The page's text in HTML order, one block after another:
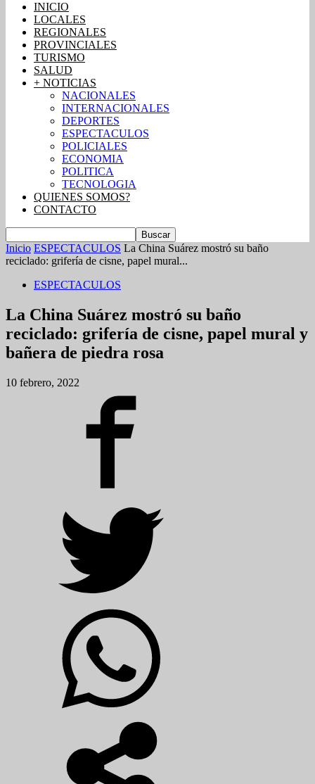
INICIO
LOCALES
REGIONALES
PROVINCIALES
TURISMO
SALUD
+ NOTICIAS
NACIONALES
INTERNACIONALES
DEPORTES
ESPECTACULOS
POLICIALES
ECONOMIA
POLITICA
TECNOLOGIA
QUIENES SOMOS?
CONTACTO
Inicio ESPECTACULOS La China Suárez mostró su baño
reciclado: grifería de cisne, papel mural...
ESPECTACULOS
La China Suárez mostró su baño
reciclado: grifería de cisne, papel mural y
bañera de piedra rosa
10 febrero, 2022